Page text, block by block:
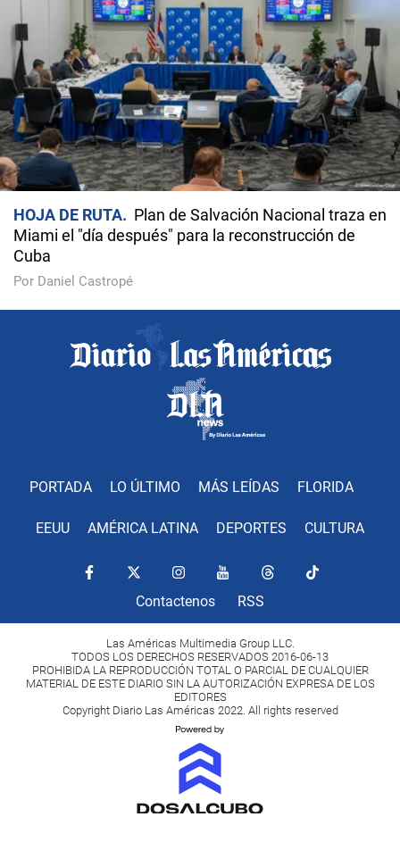
HOJA DE RUTA
Plan de Salvación Nacional traza en
Miami el "día después" para la reconstrucción de
Cuba
Por Daniel Castropé
PORTADA LO ÚLTIMO MÁS LEÍDAS FLORIDA
EEUU AMÉRICA LATINA DEPORTES CULTURA
Contactenos RSS
Las Américas Multimedia Group LLC.
TODOS LOS DERECHOS RESERVADOS 2016-06-13
PROHIBIDA LA REPRODUCCIÓN TOTAL O PARCIAL DE CUALQUIER
MATERIAL DE ESTE DIARIO SIN LA AUTORIZACIÓN EXPRESA DE LOS
EDITORES
Copyright Diario Las Américas 2022. All rights reserved